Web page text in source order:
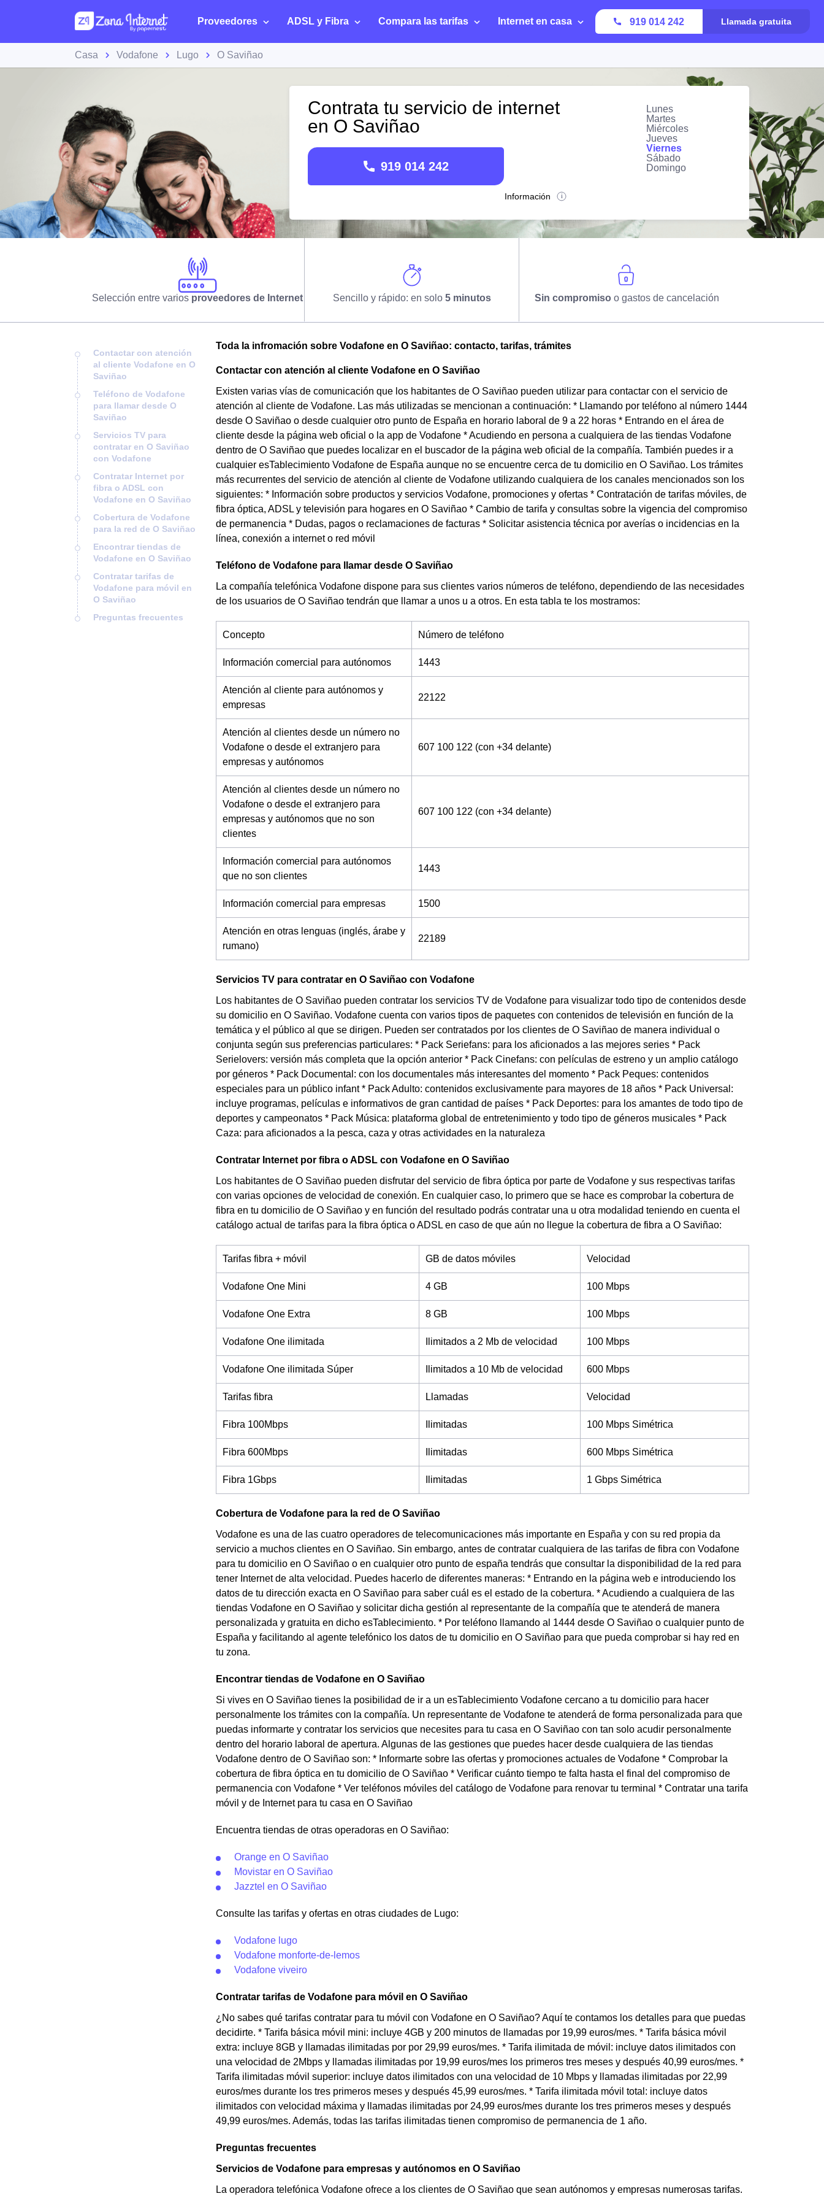
Proveedores ADSL y Fibra Compara las tarifas Internet en casa 919 014 242 Llamada gratuita
Casa Vodafone Lugo O Saviñao
Contrata tu servicio de internet
en O Saviñao
919 014 242
Información
Lunes
Martes
Miércoles
Jueves
Viernes
Sábado
Domingo
Selección entre varios proveedores de Internet Sencillo y rápido: en solo 5 minutos Sin compromiso o gastos de cancelación
Contactar con atención
al cliente Vodafone en O
Saviñao
Teléfono de Vodafone
para llamar desde O
Saviñao
Servicios TV para
contratar en O Saviñao
con Vodafone
Contratar Internet por
fibra o ADSL con
Vodafone en O Saviñao
Cobertura de Vodafone
para la red de O Saviñao
Encontrar tiendas de
Vodafone en O Saviñao
Contratar tarifas de
Vodafone para móvil en
O Saviñao
Preguntas frecuentes
Toda la infromación sobre Vodafone en O Saviñao: contacto, tarifas, trámites
Contactar con atención al cliente Vodafone en O Saviñao
Existen varias vías de comunicación que los habitantes de O Saviñao pueden utilizar para contactar con el servicio de
atención al cliente de Vodafone. Las más utilizadas se mencionan a continuación: * Llamando por teléfono al número 1444
desde O Saviñao o desde cualquier otro punto de España en horario laboral de 9 a 22 horas * Entrando en el área de
cliente desde la página web oficial o la app de Vodafone * Acudiendo en persona a cualquiera de las tiendas Vodafone
dentro de O Saviñao que puedes localizar en el buscador de la página web oficial de la compañía. También puedes ir a
cualquier esTablecimiento Vodafone de España aunque no se encuentre cerca de tu domicilio en O Saviñao. Los trámites
más recurrentes del servicio de atención al cliente de Vodafone utilizando cualquiera de los canales mencionados son los
siguientes: * Información sobre productos y servicios Vodafone, promociones y ofertas * Contratación de tarifas móviles, de
fibra óptica, ADSL y televisión para hogares en O Saviñao * Cambio de tarifa y consultas sobre la vigencia del compromiso
de permanencia * Dudas, pagos o reclamaciones de facturas * Solicitar asistencia técnica por averías o incidencias en la
línea, conexión a internet o red móvil
Teléfono de Vodafone para llamar desde O Saviñao
La compañía telefónica Vodafone dispone para sus clientes varios números de teléfono, dependiendo de las necesidades
de los usuarios de O Saviñao tendrán que llamar a unos u a otros. En esta tabla te los mostramos:
Concepto Número de teléfono
Información comercial para autónomos 1443
Atención al cliente para autónomos y
empresas
22122
Atención al clientes desde un número no
Vodafone o desde el extranjero para
empresas y autónomos
607 100 122 (con +34 delante)
Atención al clientes desde un número no
Vodafone o desde el extranjero para
empresas y autónomos que no son
clientes
607 100 122 (con +34 delante)
Información comercial para autónomos
que no son clientes
1443
Información comercial para empresas 1500
Atención en otras lenguas (inglés, árabe y
rumano)
22189
Servicios TV para contratar en O Saviñao con Vodafone
Los habitantes de O Saviñao pueden contratar los servicios TV de Vodafone para visualizar todo tipo de contenidos desde
su domicilio en O Saviñao. Vodafone cuenta con varios tipos de paquetes con contenidos de televisión en función de la
temática y el público al que se dirigen. Pueden ser contratados por los clientes de O Saviñao de manera individual o
conjunta según sus preferencias particulares: * Pack Seriefans: para los aficionados a las mejores series * Pack
Serielovers: versión más completa que la opción anterior * Pack Cinefans: con películas de estreno y un amplio catálogo
por géneros * Pack Documental: con los documentales más interesantes del momento * Pack Peques: contenidos
especiales para un público infant * Pack Adulto: contenidos exclusivamente para mayores de 18 años * Pack Universal:
incluye programas, películas e informativos de gran cantidad de países * Pack Deportes: para los amantes de todo tipo de
deportes y campeonatos * Pack Música: plataforma global de entretenimiento y todo tipo de géneros musicales * Pack
Caza: para aficionados a la pesca, caza y otras actividades en la naturaleza
Contratar Internet por fibra o ADSL con Vodafone en O Saviñao
Los habitantes de O Saviñao pueden disfrutar del servicio de fibra óptica por parte de Vodafone y sus respectivas tarifas
con varias opciones de velocidad de conexión. En cualquier caso, lo primero que se hace es comprobar la cobertura de
fibra en tu domicilio de O Saviñao y en función del resultado podrás contratar una u otra modalidad teniendo en cuenta el
catálogo actual de tarifas para la fibra óptica o ADSL en caso de que aún no llegue la cobertura de fibra a O Saviñao:
Tarifas fibra + móvil GB de datos móviles Velocidad
Vodafone One Mini 4 GB 100 Mbps
Vodafone One Extra 8 GB 100 Mbps
Vodafone One ilimitada Ilimitados a 2 Mb de velocidad 100 Mbps
Vodafone One ilimitada Súper Ilimitados a 10 Mb de velocidad 600 Mbps
Tarifas fibra Llamadas Velocidad
Fibra 100Mbps Ilimitadas 100 Mbps Simétrica
Fibra 600Mbps Ilimitadas 600 Mbps Simétrica
Fibra 1Gbps Ilimitadas 1 Gbps Simétrica
Cobertura de Vodafone para la red de O Saviñao
Vodafone es una de las cuatro operadores de telecomunicaciones más importante en España y con su red propia da
servicio a muchos clientes en O Saviñao. Sin embargo, antes de contratar cualquiera de las tarifas de fibra con Vodafone
para tu domicilio en O Saviñao o en cualquier otro punto de españa tendrás que consultar la disponibilidad de la red para
tener Internet de alta velocidad. Puedes hacerlo de diferentes maneras: * Entrando en la página web e introduciendo los
datos de tu dirección exacta en O Saviñao para saber cuál es el estado de la cobertura. * Acudiendo a cualquiera de las
tiendas Vodafone en O Saviñao y solicitar dicha gestión al representante de la compañía que te atenderá de manera
personalizada y gratuita en dicho esTablecimiento. * Por teléfono llamando al 1444 desde O Saviñao o cualquier punto de
España y facilitando al agente telefónico los datos de tu domicilio en O Saviñao para que pueda comprobar si hay red en
tu zona.
Encontrar tiendas de Vodafone en O Saviñao
Si vives en O Saviñao tienes la posibilidad de ir a un esTablecimiento Vodafone cercano a tu domicilio para hacer
personalmente los trámites con la compañía. Un representante de Vodafone te atenderá de forma personalizada para que
puedas informarte y contratar los servicios que necesites para tu casa en O Saviñao con tan solo acudir personalmente
dentro del horario laboral de apertura. Algunas de las gestiones que puedes hacer desde cualquiera de las tiendas
Vodafone dentro de O Saviñao son: * Informarte sobre las ofertas y promociones actuales de Vodafone * Comprobar la
cobertura de fibra óptica en tu domicilio de O Saviñao * Verificar cuánto tiempo te falta hasta el final del compromiso de
permanencia con Vodafone * Ver teléfonos móviles del catálogo de Vodafone para renovar tu terminal * Contratar una tarifa
móvil y de Internet para tu casa en O Saviñao
Encuentra tiendas de otras operadoras en O Saviñao:
Orange en O Saviñao
Movistar en O Saviñao
Jazztel en O Saviñao
Consulte las tarifas y ofertas en otras ciudades de Lugo:
Vodafone lugo
Vodafone monforte-de-lemos
Vodafone viveiro
Contratar tarifas de Vodafone para móvil en O Saviñao
¿No sabes qué tarifas contratar para tu móvil con Vodafone en O Saviñao? Aquí te contamos los detalles para que puedas
decidirte. * Tarifa básica móvil mini: incluye 4GB y 200 minutos de llamadas por 19,99 euros/mes. * Tarifa básica móvil
extra: incluye 8GB y llamadas ilimitadas por por 29,99 euros/mes. * Tarifa ilimitada de móvil: incluye datos ilimitados con
una velocidad de 2Mbps y llamadas ilimitadas por 19,99 euros/mes los primeros tres meses y después 40,99 euros/mes. *
Tarifa ilimitadas móvil superior: incluye datos ilimitados con una velocidad de 10 Mbps y llamadas ilimitadas por 22,99
euros/mes durante los tres primeros meses y después 45,99 euros/mes. * Tarifa ilimitada móvil total: incluye datos
ilimitados con velocidad máxima y llamadas ilimitadas por 24,99 euros/mes durante los tres primeros meses y después
49,99 euros/mes. Además, todas las tarifas ilimitadas tienen compromiso de permanencia de 1 año.
Preguntas frecuentes
Servicios de Vodafone para empresas y autónomos en O Saviñao
La operadora telefónica Vodafone ofrece a los clientes de O Saviñao que sean autónomos y empresas numerosas tarifas.